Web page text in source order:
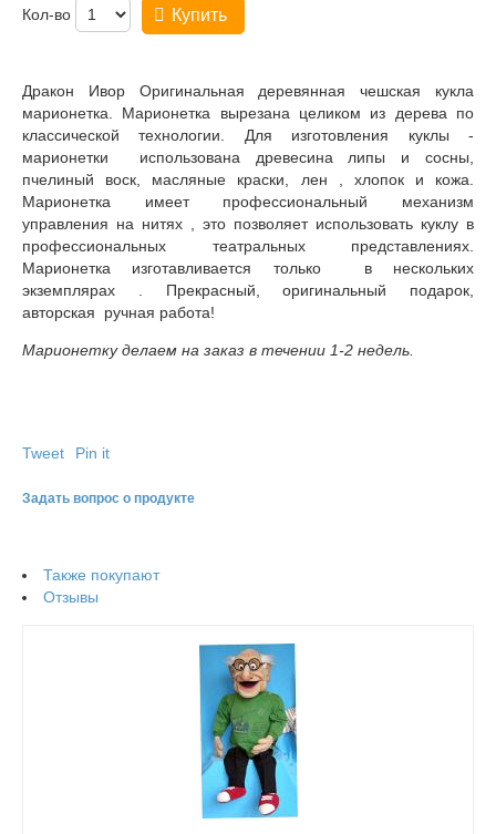
Кол-во Купить
Дракон Ивор Оригинальная деревянная чешская кукла
марионетка. Марионетка вырезана целиком из дерева по
классической технологии. Для изготовления куклы -
марионетки использована древесина липы и сосны,
пчелиный воск, масляные краски, лен , хлопок и кожа.
Марионетка имеет профессиональный механизм
управления на нитях , это позволяет использовать куклу в
профессиональных театральных представлениях.
Марионетка изготавливается только в нескольких
экземплярах . Прекрасный, оригинальный подарок,
авторская ручная работа!
Марионетку делаем на заказ в течении 1-2 недель.
Tweet Pin it
Задать вопрос о продукте
Также покупают
Отзывы